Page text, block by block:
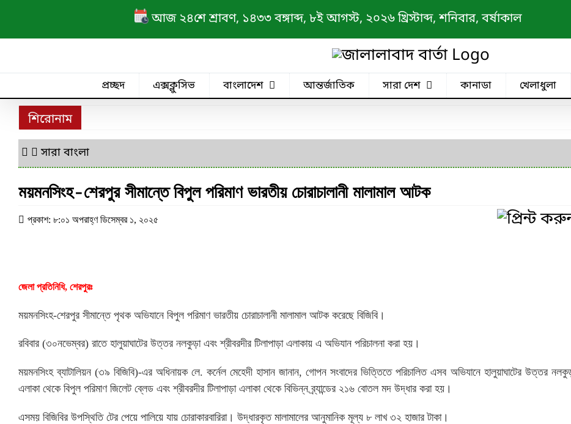
আজ ২৪শে শ্রাবণ, ১৪৩৩ বঙ্গাব্দ, ৮ই আগস্ট, ২০২৬ খ্রিস্টাব্দ, শনিবার, বর্ষাকাল
প্রচ্ছদ এক্সক্লুসিভ বাংলাদেশ আন্তর্জাতিক সারা দেশ কানাডা খেলাধুলা
শিরোনাম
সারা বাংলা
ময়মনসিংহ-শেরপুর সীমান্তে বিপুল পরিমাণ ভারতীয় চোরাচালানী মালামাল আটক
প্রকাশ: ৮:০১ অপরাহ্ণ ডিসেম্বর ১, ২০২৫
জেলা প্রতিনিধি, শেরপুরঃ
ময়মনসিংহ-শেরপুর সীমান্তে পৃথক অভিযানে বিপুল পরিমাণ ভারতীয় চোরাচালানী মালামাল আটক করেছে বিজিবি।
রবিবার (৩০নভেম্বর) রাতে হালুয়াঘাটের উত্তর নলকুড়া এবং শ্রীবরদীর টিলাপাড়া এলাকায় এ অভিযান পরিচালনা করা হয়।
ময়মনসিংহ ব্যাটালিয়ন (৩৯ বিজিবি)-এর অধিনায়ক লে. কর্নেল মেহেদী হাসান জানান, গোপন সংবাদের ভিত্তিতে পরিচালিত এসব অভিযানে হালুয়াঘাটের উত্তর
এলাকা থেকে বিপুল পরিমাণ জিলেট ব্লেড এবং শ্রীবরদীর টিলাপাড়া এলাকা থেকে বিভিন্ন ব্র্যান্ডের ২১৬ বোতল মদ উদ্ধার করা হয়।
এসময় বিজিবির উপস্থিতি টের পেয়ে পালিয়ে যায় চোরাকারবারিরা। উদ্ধারকৃত মালামালের আনুমানিক মূল্য ৮ লাখ ৩২ হাজার টাকা।